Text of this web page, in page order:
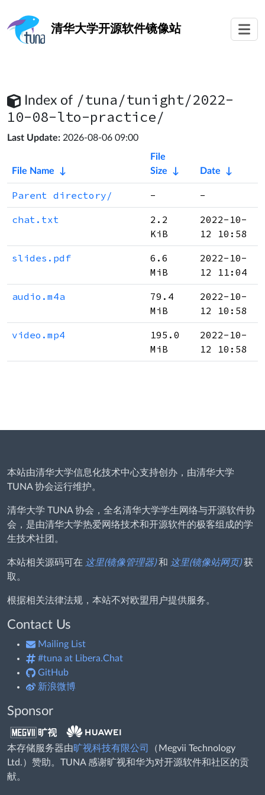
清华大学开源软件镜像站
Index of /tuna/tunight/2022-
10-08-lto-practice/
Last Update: 2026-08-06 09:00
File Name ↓
File
Size
↓ Date ↓
Parent directory/ - -
chat.txt
2.2
KiB
2022-10-
12 10:58
slides.pdf
6.6
MiB
2022-10-
12 11:04
audio.m4a
79.4
MiB
2022-10-
12 10:58
video.mp4
195.0
MiB
2022-10-
12 10:58
本站由清华大学信息化技术中心支持创办，由清华大学
TUNA 协会运行维护。
清华大学 TUNA 协会，全名清华大学学生网络与开源软件协
会，是由清华大学热爱网络技术和开源软件的极客组成的学
生技术社团。
本站相关源码可在 这里(镜像管理器)和 这里(镜像站网页)获
取。
根据相关法律法规，本站不对欧盟用户提供服务。
Contact Us
Mailing List
#tuna at Libera.Chat
GitHub
新浪微博
Sponsor
本存储服务器由旷视科技有限公司
（Megvii Technology
Ltd.）赞助。TUNA 感谢旷视和华为对开源软件和社区的贡
献。